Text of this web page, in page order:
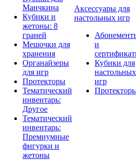
Манчкина
Кубики и
жетоны: 8
граней
Мешочки для
хранения
Органайзеры
для игр
Протекторы
Тематический
инвентарь:
Другое
Тематический
инвентарь:
Премиумные
фигурки и
жетоны
Аксессуары для
настольных игр
и
Кубики для
настольных
игр